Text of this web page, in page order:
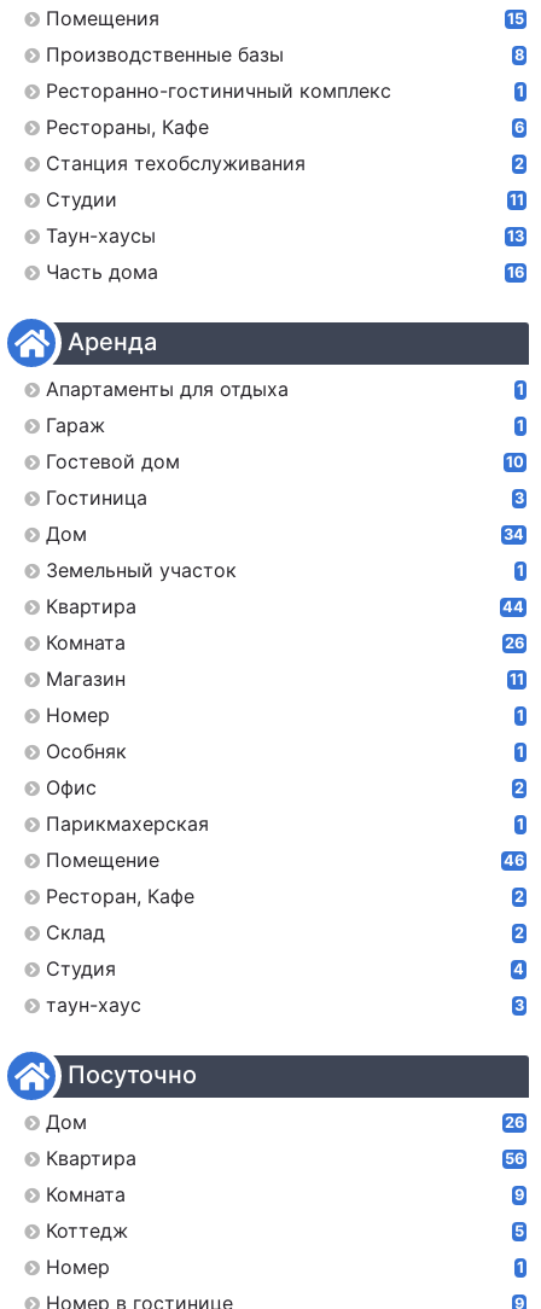
Помещения 15
Производственные базы 8
Ресторанно-гостиничный комплекс 1
Рестораны, Кафе 6
Станция техобслуживания 2
Студии 11
Таун-хаусы 13
Часть дома 16
Аренда
Апартаменты для отдыха 1
Гараж 1
Гостевой дом 10
Гостиница 3
Дом 34
Земельный участок 1
Квартира 44
Комната 26
Магазин 11
Номер 1
Особняк 1
Офис 2
Парикмахерская 1
Помещение 46
Ресторан, Кафе 2
Склад 2
Студия 4
таун-хаус 3
Посуточно
Дом 26
Квартира 56
Комната 9
Коттедж 5
Номер 1
Номер в гостинице 9